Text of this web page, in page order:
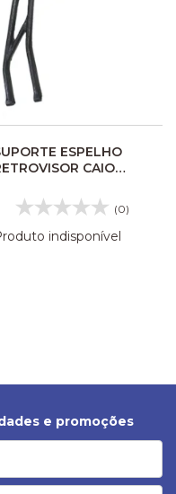
ESPELHO
CAIO
II S/BASE LD AL258 (0)
indisponível
e promoções